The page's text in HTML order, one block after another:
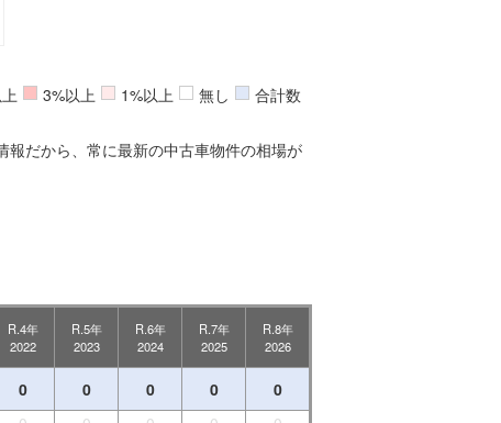
報だから、常に最新の中古車物件の相場が
3%以上 1%以上 無し 合計数
R.4年
2022
R.5年
2023
R.6年
2024
R.7年
2025
R.8年
2026
0 0 0 0 0